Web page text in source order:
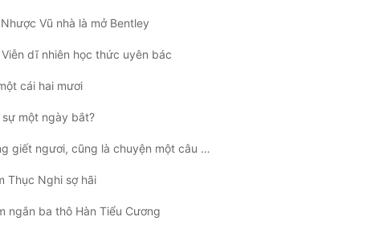
Vũ nhà là mở Bentley
dĩ nhiên học thức uyên bác
cái hai mươi
một ngày bắt?
giết ngươi, cũng là chuyện một câu nói
Thục Nghi sợ hãi
ngắn ba thô Hàn Tiểu Cương